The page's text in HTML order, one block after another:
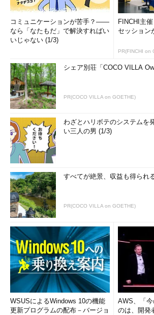
コミュニケーションが苦手？――
なら「なたもだ」で解決すればい
いじゃない (1/3)
FINCHI主
セッション
PR(FINCHI on
シェア別荘「COCO VILLA
PR(COCO VILLA on GOETHE)
わざとハリボテのシステム
い三人の男 (1/3)
すべてが絶景、収益も得られ
PR(COCO VILLA on GOETHE)
WSUSによるWindows 10の機能
更新プログラムの配布－バージョ
AWS、「
のは、開発